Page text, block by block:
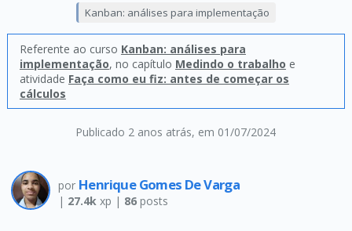
Publicado 2 anos atrás, em 01/07/2024
Kanban: análises para implementação
Referente ao curso Kanban: análises para
implementação, no capítulo Medindo o trabalho e
atividade Faça como eu fiz: antes de começar os
cálculos
por Henrique Gomes De Varga
| 27.4kxp | 86posts